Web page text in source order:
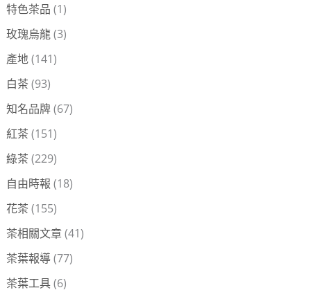
特色茶品 (1)
玫瑰烏龍(3)
產地(141)
白茶 (93)
知名品牌(67)
紅茶 (151)
綠茶 (229)
自由時報 (18)
花茶 (155)
茶相關文章(41)
茶葉報導(77)
茶葉工具(6)